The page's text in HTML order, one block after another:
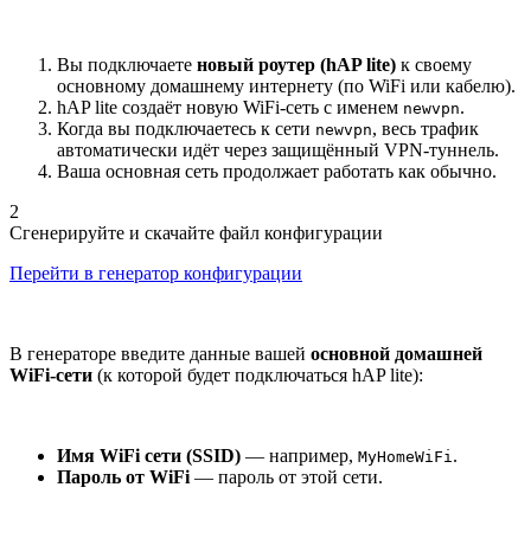
Вы подключаете новый роутер (hAP lite) к своему
основному домашнему интернету (по WiFi или кабелю).
hAP lite создаёт новую WiFi-сеть с именем newvpn.
Когда вы подключаетесь к сети newvpn, весь трафик
автоматически идёт через защищённый VPN-туннель.
Ваша основная сеть продолжает работать как обычно.
2
Сгенерируйте и скачайте файл конфигурации
Перейти в генератор конфигурации
В генераторе введите данные вашей основной домашней
WiFi-сети (к которой будет подключаться hAP lite):
Имя WiFi сети (SSID) — например, MyHomeWiFi .
Пароль от WiFi — пароль от этой сети.